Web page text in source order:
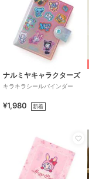
ナルミヤキャラクターズ
キラキラシールバインダー
¥1,980 新着